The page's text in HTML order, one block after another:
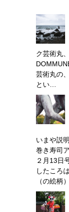
ク芸術丸
芸術丸の
とい…
いまや説
巻き寿司
２月13日
したころ
（の絵柄